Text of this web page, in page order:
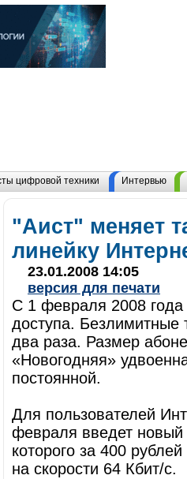
цифровой техники Интервью
"Аист" меняет
линейку
23.01.2008 14:05
версия для печати
С 1 февраля 2008
доступа.
два раза. Размер
«Новогодняя»
постоянной.
Для пользователей
февраля введет
которого за 400
на скорости 64 Кбит/с.